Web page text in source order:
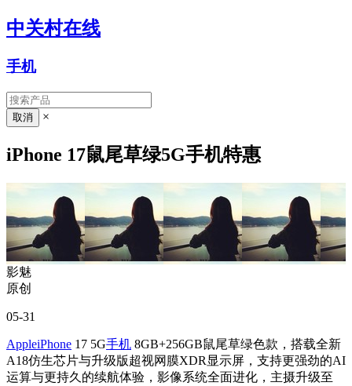
中关村在线
手机
×
iPhone 17鼠尾草绿5G手机特惠
影魅
原创
05-31
AppleiPhone 17 5G手机 8GB+256GB鼠尾草绿色款，搭载全新
A18仿生芯片与升级版超视网膜XDR显示屏，支持更强劲的AI
运算与更持久的续航体验，影像系统全面进化，主摄升级至